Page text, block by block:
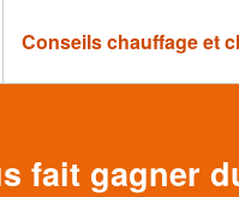
Conseils chauffage et
fait gagner